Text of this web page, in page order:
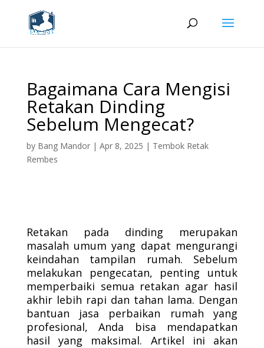
Bagaimana Cara Mengisi
Retakan Dinding
Sebelum Mengecat?
by Bang Mandor| Apr 8, 2025 | Tembok Retak
Rembes
Retakan pada dinding merupakan
masalah umum yang dapat mengurangi
keindahan tampilan rumah. Sebelum
melakukan pengecatan, penting untuk
memperbaiki semua retakan agar hasil
akhir lebih rapi dan tahan lama. Dengan
bantuan jasa perbaikan rumah yang
profesional, Anda bisa mendapatkan
hasil yang maksimal. Artikel ini akan